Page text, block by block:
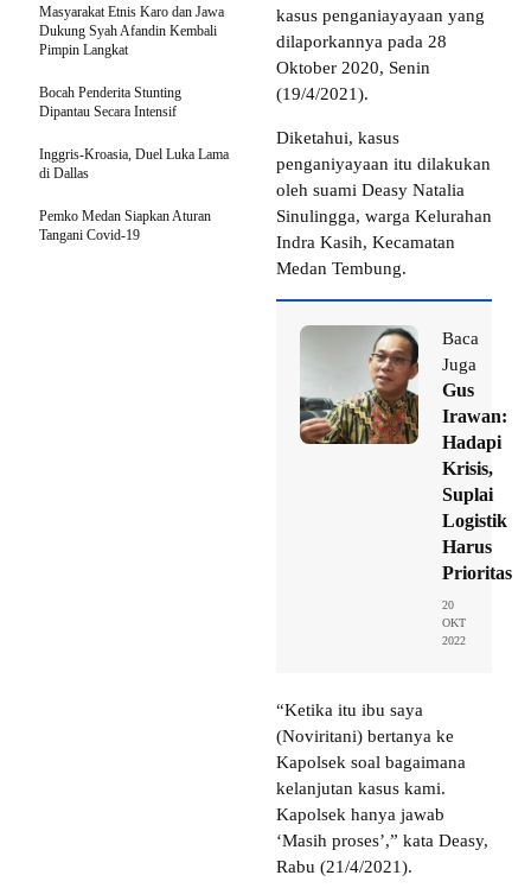
kasus penganiayayaan yang
dilaporkannya pada 28
Oktober 2020, Senin
(19/4/2021).
Diketahui, kasus
penganiyayaan itu dilakukan
oleh suami Deasy Natalia
Sinulingga, warga Kelurahan
Indra Kasih, Kecamatan
Medan Tembung.
Baca
Juga
Gus
Irawan:
Hadapi
Krisis,
Suplai
Logistik
Harus
Prioritas
20
OKT
2022
“Ketika itu ibu saya
(Noviritani) bertanya ke
Kapolsek soal bagaimana
kelanjutan kasus kami.
Kapolsek hanya jawab
‘Masih proses’,” kata Deasy,
Rabu (21/4/2021).
Masyarakat Etnis Karo dan Jawa
Dukung Syah Afandin Kembali
Pimpin Langkat
Bocah Penderita Stunting
Dipantau Secara Intensif
Inggris-Kroasia, Duel Luka Lama
di Dallas
Pemko Medan Siapkan Aturan
Tangani Covid-19